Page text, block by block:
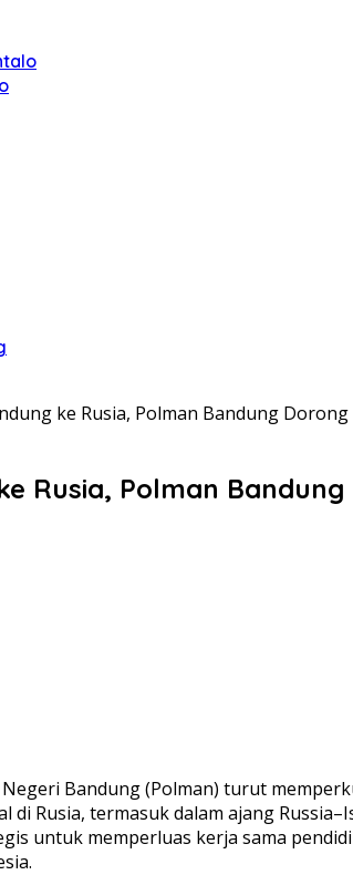
ke Rusia, Polman Bandung
Rusia, Polman
Bandung (Polman) turut
Rusia, termasuk dalam ajang
untuk memperluas kerja sama